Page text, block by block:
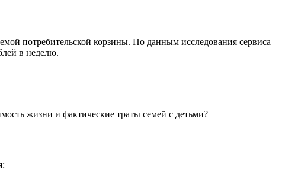
потребительской корзины. По данным исследования сервиса
в неделю.
жизни и фактические траты семей с детьми?